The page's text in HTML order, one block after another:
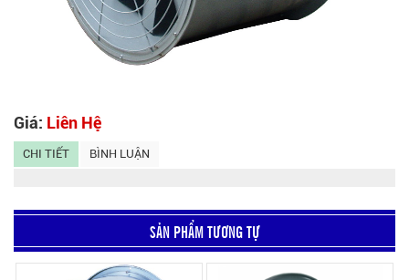
Giá: Liên Hệ
CHI TIẾT BÌNH LUẬN
SẢN PHẨM TƯƠNG TỰ